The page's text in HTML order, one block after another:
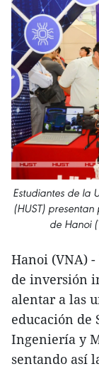
Estudiantes de la
(HUST)
de Hanoi
Hanoi (VNA)
de inversión
alentar a las
educación de
Ingeniería y
sentando así